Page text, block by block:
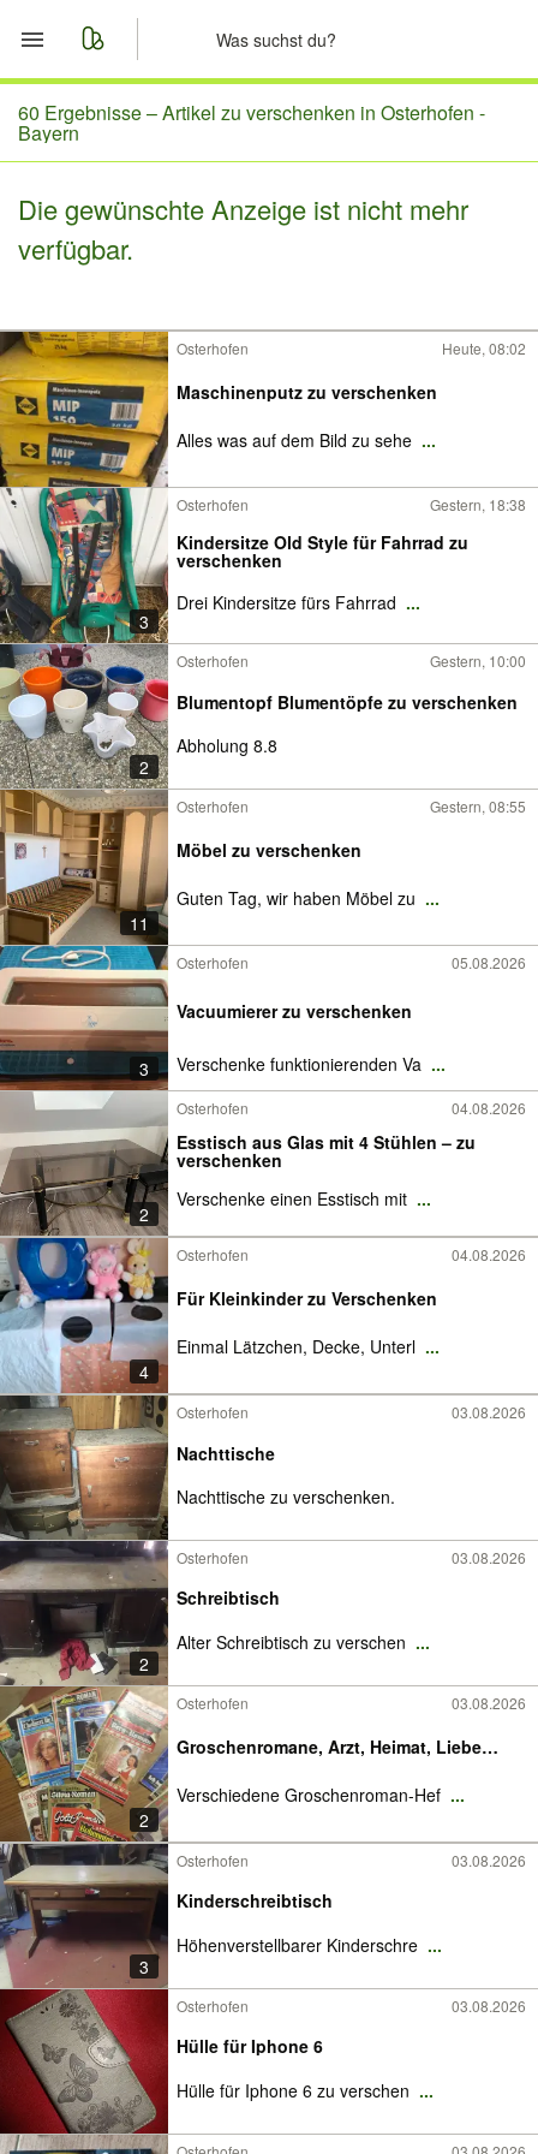
Start
Merkliste
Nachrichten
60 Ergebnisse –Artikel zu verschenken in Osterhofen -
Bayern
Die gewünschte Anzeige ist nicht mehr
verfügbar.
Osterhofen Heute, 08:02
Maschinenputz zu verschenken
Alles was auf dem Bild zu sehe ...
3
Osterhofen Gestern, 18:38
Kindersitze Old Style für Fahrrad zu
verschenken
Drei Kindersitze fürs Fahrrad ...
2
Osterhofen Gestern, 10:00
Blumentopf Blumentöpfe zu verschenken
Abholung 8.8
11
Osterhofen Gestern, 08:55
Möbel zu verschenken
Guten Tag, wir haben Möbel zu ...
3
Osterhofen 05.08.2026
Vacuumierer zu verschenken
Verschenke funktionierenden Va ...
2
Osterhofen 04.08.2026
Esstisch aus Glas mit 4 Stühlen – zu
verschenken
Verschenke einen Esstisch mit ...
4
Osterhofen 04.08.2026
Für Kleinkinder zu Verschenken
Einmal Lätzchen, Decke, Unterl ...
Osterhofen 03.08.2026
Nachttische
Nachttische zu verschenken.
2
Osterhofen 03.08.2026
Schreibtisch
Alter Schreibtisch zu verschen ...
2
Osterhofen 03.08.2026
Groschenromane, Arzt, Heimat, Liebe…
Verschiedene Groschenroman-Hef ...
3
Osterhofen 03.08.2026
Kinderschreibtisch
Höhenverstellbarer Kinderschre ...
Osterhofen 03.08.2026
Hülle für Iphone 6
Hülle für Iphone 6 zu verschen ...